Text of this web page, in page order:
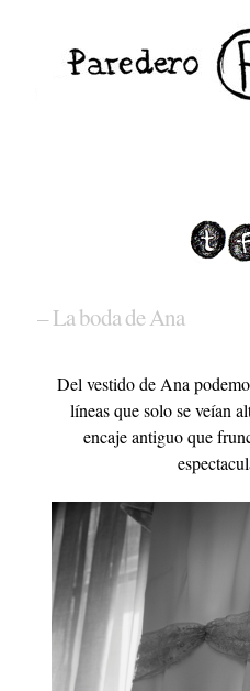
– La boda de Ana
Del vestido de Ana
líneas que solo se veían
encaje antiguo que